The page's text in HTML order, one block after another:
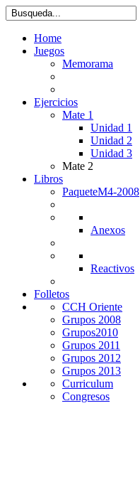
Home
Juegos
Memorama
Ejercicios
Mate 1
Unidad 1
Unidad 2
Unidad 3
Mate 2
Libros
PaqueteM4-2008
Anexos
Reactivos
Folletos
CCH Oriente
Grupos 2008
Grupos2010
Grupos 2011
Grupos 2012
Grupos 2013
Curriculum
Congresos